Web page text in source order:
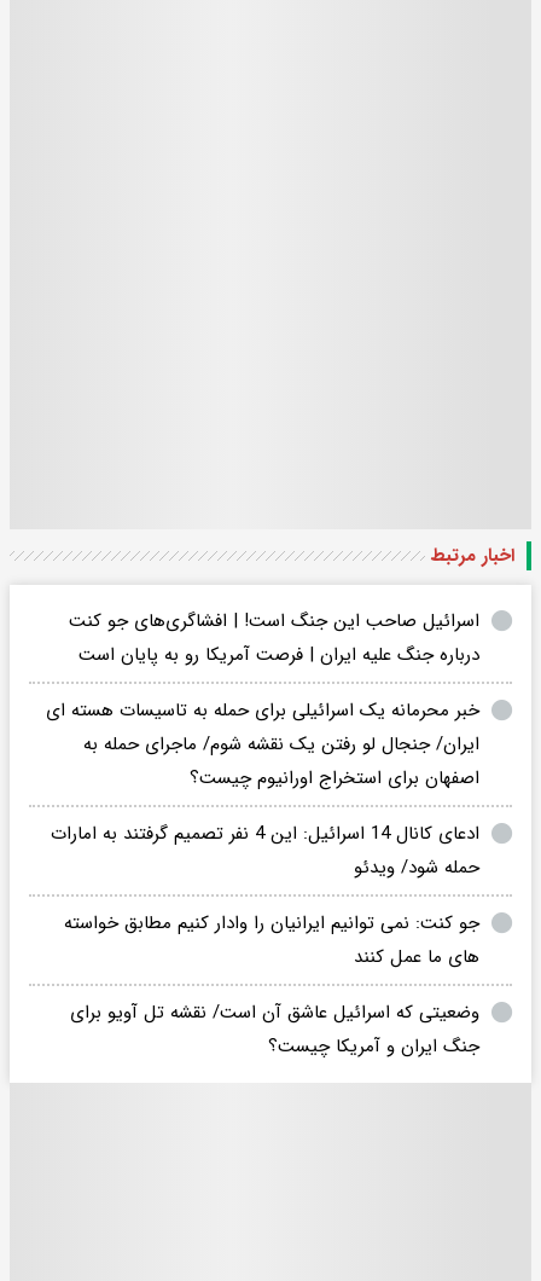
اخبار مرتبط
اسرائیل صاحب این جنگ است! | افشاگری‌های جو کنت
درباره جنگ علیه ایران | فرصت آمریکا رو به پایان است
خبر محرمانه یک اسرائیلی برای حمله به تاسیسات هسته ای
ایران/ جنجال لو رفتن یک نقشه شوم/ ماجرای حمله به
اصفهان برای استخراج اورانیوم چیست؟
ادعای کانال 14 اسرائیل: این 4 نفر تصمیم گرفتند به امارات
حمله شود/ ویدئو
جو کنت: نمی توانیم ایرانیان را وادار کنیم مطابق خواسته
های ما عمل کنند
وضعیتی که اسرائیل عاشق آن است/ نقشه تل آویو برای
جنگ ایران و آمریکا چیست؟